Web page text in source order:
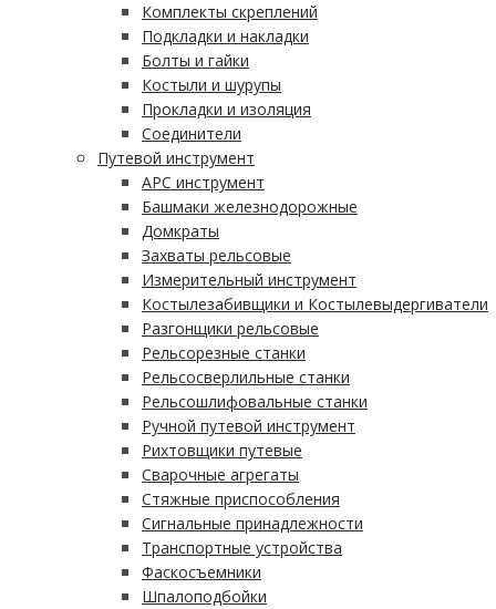
Комплекты скреплений
Подкладки и накладки
Болты и гайки
Костыли и шурупы
Прокладки и изоляция
Соединители
Путевой инструмент
АРС инструмент
Башмаки железнодорожные
Домкраты
Захваты рельсовые
Измерительный инструмент
Костылезабивщики и Костылевыдергиватели
Разгонщики рельсовые
Рельсорезные станки
Рельсосверлильные станки
Рельсошлифовальные станки
Ручной путевой инструмент
Рихтовщики путевые
Сварочные агрегаты
Стяжные приспособления
Сигнальные принадлежности
Транспортные устройства
Фаскосъемники
Шпалоподбойки